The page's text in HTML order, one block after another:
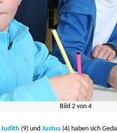
Bild 2 von 4
Judith (9) und Justus (4) haben sich